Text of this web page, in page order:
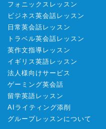
フォニックスレッスン
ビジネス英会話レッスン
日常英会話レッスン
トラベル英会話レッスン
英作文指導レッスン
イギリス英語レッスン
法人様向けサービス
ゲーミング英会話
留学英語レッスン
AIライティング添削
グループレッスンについて